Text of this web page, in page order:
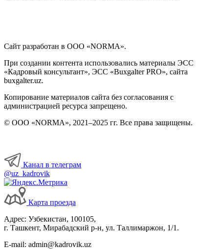
Сайт разработан в ООО «NORMA».
При создании контента использовались материалы ЭСС
«Кадровый консультант», ЭСС «Buxgalter PRO», сайта
buxgalter.uz.
Копирование материалов сайта без согласования с
администрацией ресурса запрещено.
© ООО «NORMA», 2021–2025 гг. Все права защищены.
Канал в телеграм
@uz_kadrovik
Карта проезда
Адрес: Узбекистан, 100105,
г. Ташкент, Мирабадский р-н, ул. Таллимаржон, 1/1.
E-mail: admin@kadrovik.uz